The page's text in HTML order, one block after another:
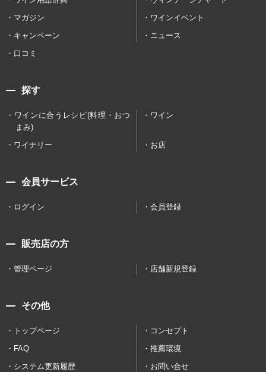
マガジン
ワインイベント
キャンペーン
ニュース
口コミ
探す
ワインに合うレシピ(料理・おつ
まみ)
ワイン
ワイナリー お店
会員サービス
ログイン 会員登録
販売店の方
管理ページ 店舗新規登録
その他
トップページ
コンセプト
FAQ
推薦環境
システム更新履歴
お問い合せ